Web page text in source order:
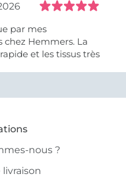
par mes
chez Hemmers. La
et les tissus très
nous ?
livraison